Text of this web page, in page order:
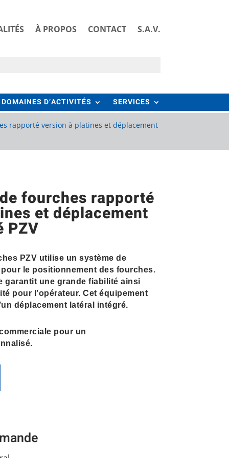
À PROPOS CONTACT S.A.V.
DOMAINES D’ACTIVITÉS SERVICES
rapporté version à platines et déplacement
fourches rapporté
et déplacement
PZV
PZV utilise un système de
le positionnement des fourches.
garantit une grande fiabilité ainsi
pour l’opérateur. Cet équipement
déplacement latéral intégré.
pour un